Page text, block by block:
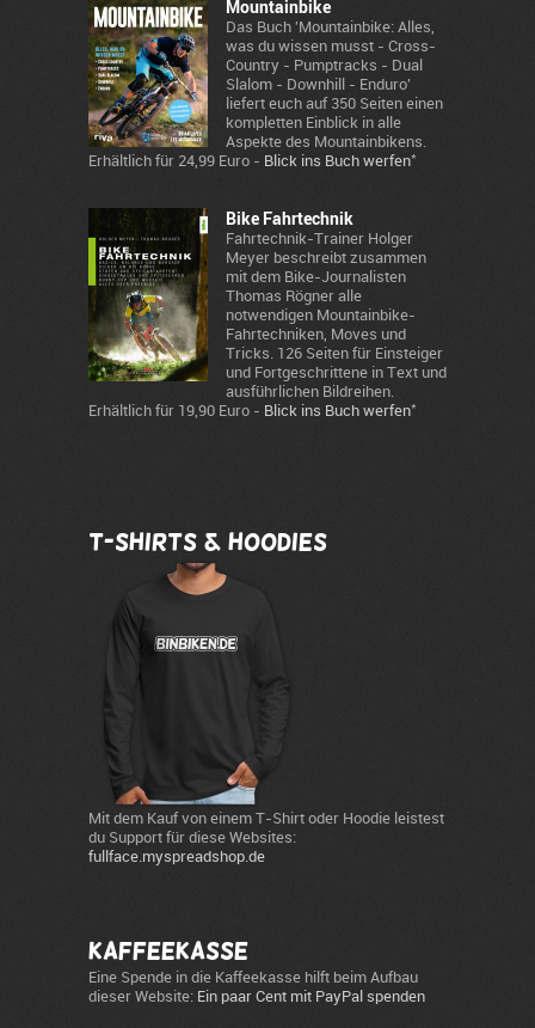
Mountainbike
Das Buch 'Mountainbike: Alles,
was du wissen musst - Cross-
Country - Pumptracks - Dual
Slalom - Downhill - Enduro'
liefert euch auf 350 Seiten einen
kompletten Einblick in alle
Aspekte des Mountainbikens.
Erhältlich für 24,99 Euro - Blick ins Buch werfen*
Bike Fahrtechnik
Fahrtechnik-Trainer Holger
Meyer beschreibt zusammen
mit dem Bike-Journalisten
Thomas Rögner alle
notwendigen Mountainbike-
Fahrtechniken, Moves und
Tricks. 126 Seiten für Einsteiger
und Fortgeschrittene in Text und
ausführlichen Bildreihen.
Erhältlich für 19,90 Euro - Blick ins Buch werfen*
T-Shirts & Hoodies
Mit dem Kauf von einem T-Shirt oder Hoodie leistest
du Support für diese Websites:
fullface.myspreadshop.de
Kaffeekasse
Eine Spende in die Kaffeekasse hilft beim Aufbau
dieser Website: Ein paar Cent mit PayPal spenden